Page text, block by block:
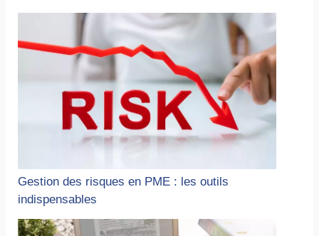
Gestion des risques en PME : les outils
indispensables